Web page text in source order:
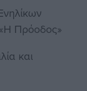
«Η Πρόοδος»
και